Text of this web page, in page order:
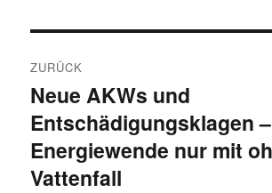
ZURÜCK
Vorheriger
Beitrag:
Neue AKWs und
Entschädigungsklagen –
Energiewende nur mit
Vattenfall